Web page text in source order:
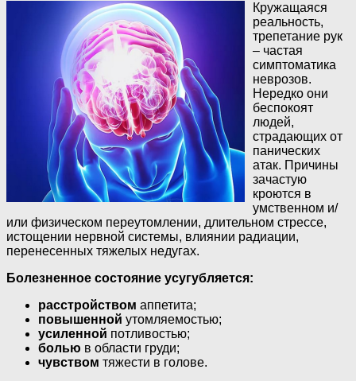
Кружащаяся
реальность,
трепетание рук
– частая
симптоматика
неврозов.
Нередко они
беспокоят
людей,
страдающих от
панических
атак. Причины
зачастую
кроются в
умственном и/
или физическом переутомлении, длительном стрессе,
истощении нервной системы, влиянии радиации,
перенесенных тяжелых недугах.
Болезненное состояние усугубляется:
расстройством аппетита;
повышенной утомляемостью;
усиленной потливостью;
болью в области груди;
чувством тяжести в голове.